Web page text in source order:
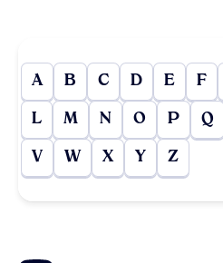
A B C D E F
L M N O P Q
V W X Y Z